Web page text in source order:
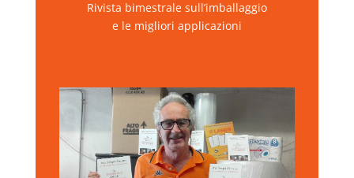
Rivista bimestrale sull’imballaggio
e le migliori applicazioni